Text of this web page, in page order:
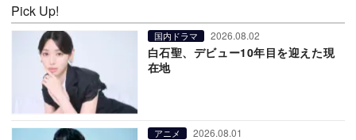
Pick Up!
国内ドラマ 2026.08.02
白石聖、デビュー10年目を迎えた現
在地
アニメ 2026.08.01